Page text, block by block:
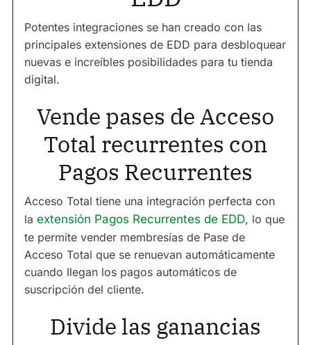
Potentes integraciones se han creado con las
principales extensiones de EDD para desbloquear
nuevas e increíbles posibilidades para tu tienda
digital.
Vende pases de Acceso
Total recurrentes con
Pagos Recurrentes
Acceso Total tiene una integración perfecta con
la extensión Pagos Recurrentes de EDD, lo que
te permite vender membresías de Pase de
Acceso Total que se renuevan automáticamente
cuando llegan los pagos automáticos de
suscripción del cliente.
Divide las ganancias